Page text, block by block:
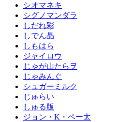
シオマネキ
シグノマンダラ
しだれ彩
しでん晶
しもはら
ジャイロウ
じゃが山たらヲ
じゃみんぐ
シュガーミルク
じゅらい
しゅる版
ジョン・K・ペー太